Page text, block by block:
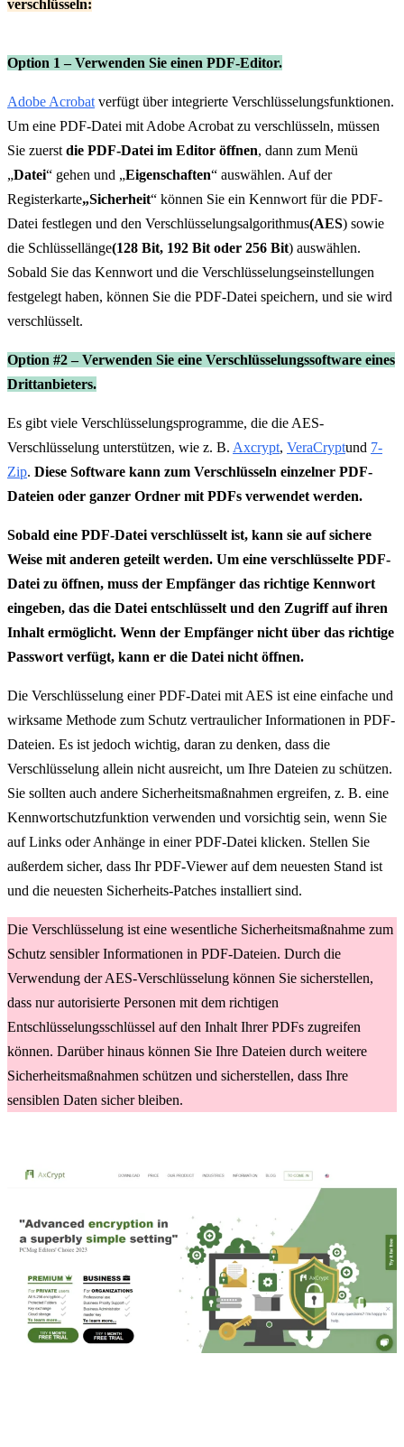
verschlüsseln:
Option 1 – Verwenden Sie einen PDF-Editor.
Adobe Acrobatverfügt über integrierte Verschlüsselungsfunktionen.
Um eine PDF-Datei mit Adobe Acrobat zu verschlüsseln, müssen
Sie zuerstdie PDF-Datei im Editor öffnen, dann zum Menü
„Datei“ gehen und „Eigenschaften“ auswählen. Auf der
Registerkarte„Sicherheit“ können Sie ein Kennwort für die PDF-
Datei festlegen und den Verschlüsselungsalgorithmus(AES) sowie
die Schlüssellänge(128 Bit, 192 Bit oder 256 Bit) auswählen.
Sobald Sie das Kennwort und die Verschlüsselungseinstellungen
festgelegt haben, können Sie die PDF-Datei speichern, und sie wird
verschlüsselt.
Option #2 – Verwenden Sie eine Verschlüsselungssoftware eines
Drittanbieters.
Es gibt viele Verschlüsselungsprogramme, die die AES-
Verschlüsselung unterstützen, wie z. B. Axcrypt, VeraCryptund 7-
Zip. Diese Software kann zum Verschlüsseln einzelner PDF-
Dateien oder ganzer Ordner mit PDFs verwendet werden.
Sobald eine PDF-Datei verschlüsselt ist, kann sie auf sichere
Weise mit anderen geteilt werden. Um eine verschlüsselte PDF-
Datei zu öffnen, muss der Empfänger das richtige Kennwort
eingeben, das die Datei entschlüsselt und den Zugriff auf ihren
Inhalt ermöglicht. Wenn der Empfänger nicht über das richtige
Passwort verfügt, kann er die Datei nicht öffnen.
Die Verschlüsselung einer PDF-Datei mit AES ist eine einfache und
wirksame Methode zum Schutz vertraulicher Informationen in PDF-
Dateien. Es ist jedoch wichtig, daran zu denken, dass die
Verschlüsselung allein nicht ausreicht, um Ihre Dateien zu schützen.
Sie sollten auch andere Sicherheitsmaßnahmen ergreifen, z. B. eine
Kennwortschutzfunktion verwenden und vorsichtig sein, wenn Sie
auf Links oder Anhänge in einer PDF-Datei klicken. Stellen Sie
außerdem sicher, dass Ihr PDF-Viewer auf dem neuesten Stand ist
und die neuesten Sicherheits-Patches installiert sind.
Die Verschlüsselung ist eine wesentliche Sicherheitsmaßnahme zum
Schutz sensibler Informationen in PDF-Dateien. Durch die
Verwendung der AES-Verschlüsselung können Sie sicherstellen,
dass nur autorisierte Personen mit dem richtigen
Entschlüsselungsschlüssel auf den Inhalt Ihrer PDFs zugreifen
können. Darüber hinaus können Sie Ihre Dateien durch weitere
Sicherheitsmaßnahmen schützen und sicherstellen, dass Ihre
sensiblen Daten sicher bleiben.